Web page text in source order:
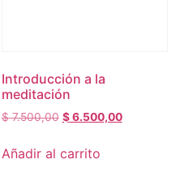
Introducción a la
meditación
$7.500,00 $6.500,00
Añadir al carrito